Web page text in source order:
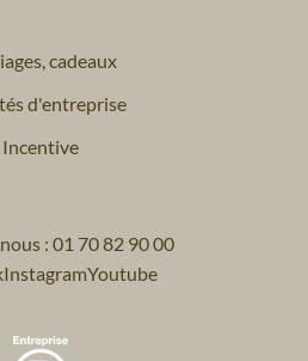
cadeaux
d'entreprise
Incentive
: 01 70 82 90 00
InstagramYoutube